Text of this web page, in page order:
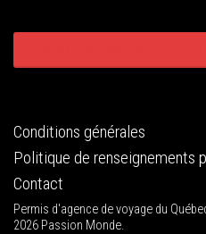
Conditions générales
Politique de renseignements
Contact
Permis d'agence de voyage du
2026 Passion Monde.